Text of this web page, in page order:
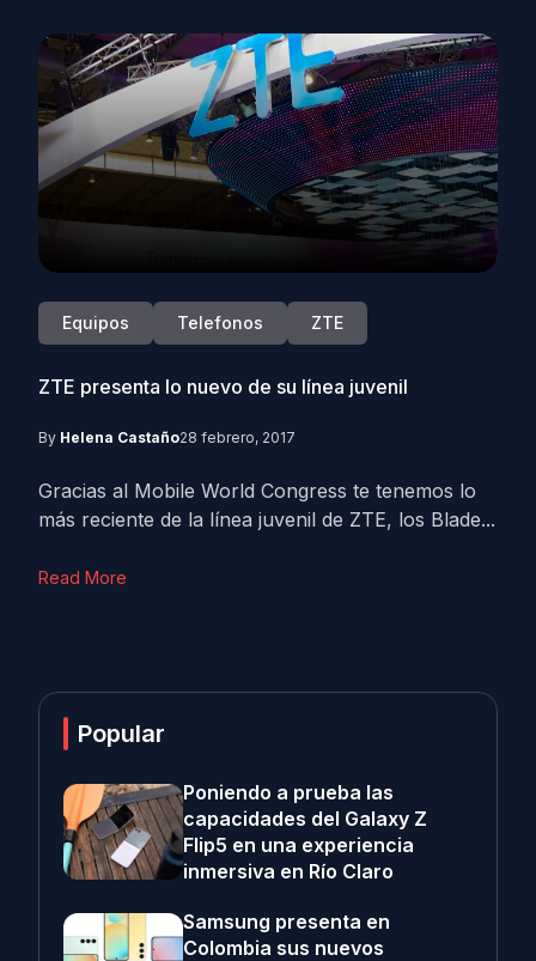
Equipos Telefonos ZTE
ZTE presenta lo nuevo de su línea juvenil
By Helena Castaño28 febrero, 2017
Gracias al Mobile World Congress te tenemos lo
más reciente de la línea juvenil de ZTE, los Blade...
Read More
Popular
Poniendo a prueba las
capacidades del Galaxy Z
Flip5 en una experiencia
inmersiva en Río Claro
Samsung presenta en
Colombia sus nuevos